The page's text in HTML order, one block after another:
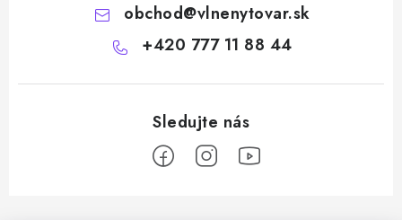
obchod@vlnenytovar.sk
+420 777 11 88 44